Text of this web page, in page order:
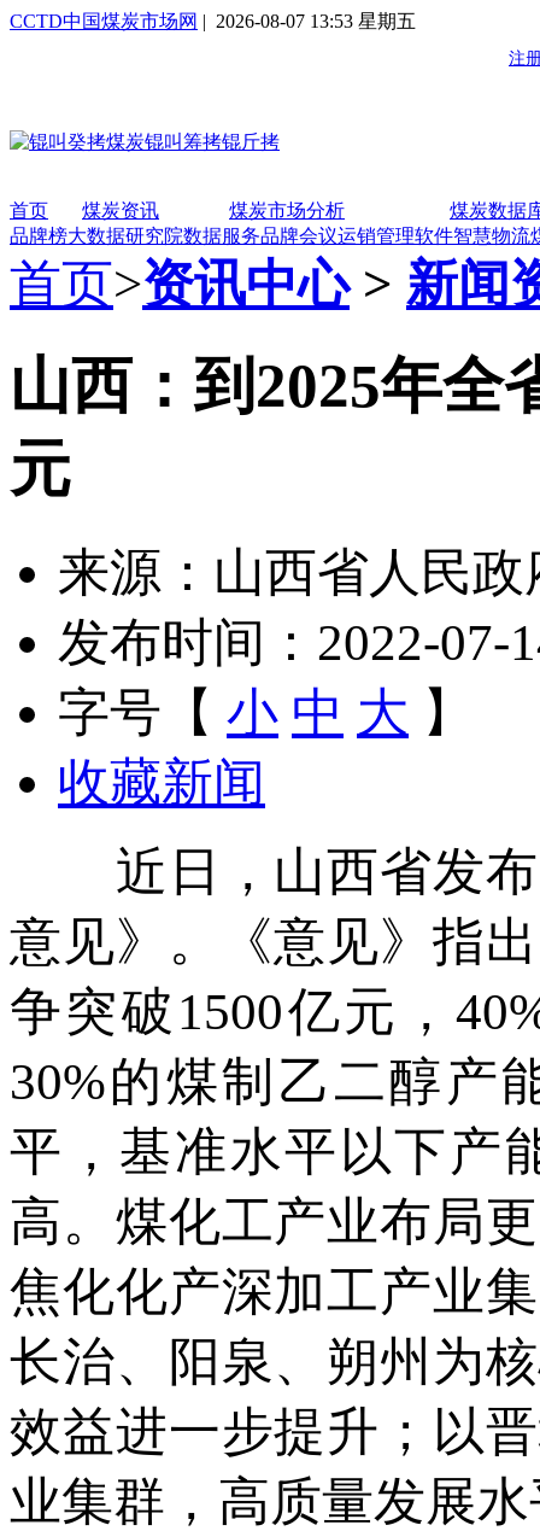
CCTD中国煤炭市场网 | 2026-08-07 13:53 星期五
首页 煤炭资讯 煤炭市场分析
煤炭数据
品牌榜大数据研究院数据服务品牌会议运销管理软件智慧物流
首页>资讯中心> 新闻
山西：到2025年全
元
来源：山西省人民政
发布时间：2022-07-
字号【 小 中 大 】
收藏新闻
近日，山西省发布
意见》。《意见》指
争突破1500亿元，
30%的煤制乙二醇产
平，基准水平以下产
高。煤化工产业布局
焦化化产深加工产业
长治、阳泉、朔州为
效益进一步提升；以
业集群，高质量发展